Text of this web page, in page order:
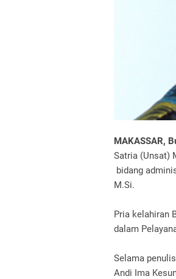
MAKASSAR,
Satria (Unsat)
bidang
M.Si.
Pria kelahiran
dalam
Selama
Andi Ima